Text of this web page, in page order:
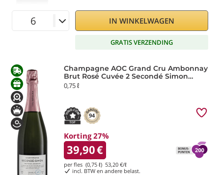
IN WINKELWAGEN
GRATIS VERZENDING
Champagne AOC Grand Cru Ambonnay
Brut Rosé Cuvée 2 Secondé Simon
Laurier
0,75 ℓ
94
Korting 27%
39,90€
per fles (0,75 ℓ) 53,20 €/ℓ
incl. BTW en andere belast.